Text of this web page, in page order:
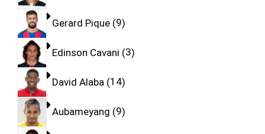
Gerard Pique 9
Edinson Cavani 3
David Alaba 14
Aubameyang 9